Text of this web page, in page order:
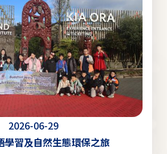
2026-06-29
學習及自然生態環保之旅